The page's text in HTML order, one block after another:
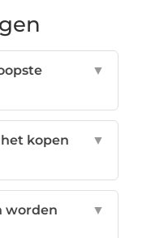
▼
kopen
▼
worden
▼